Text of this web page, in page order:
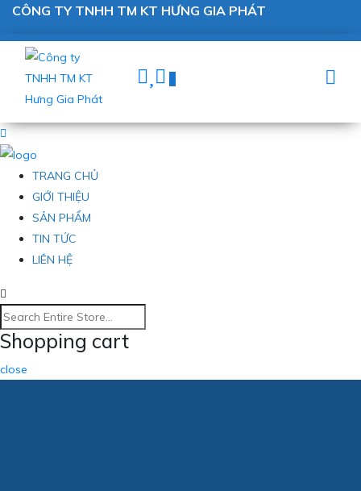
CÔNG TY TNHH TM KT HƯNG GIA PHÁT
0
TRANG CHỦ
GIỚI THIỆU
SẢN PHẨM
TIN TỨC
LIÊN HỆ
Shopping cart
close